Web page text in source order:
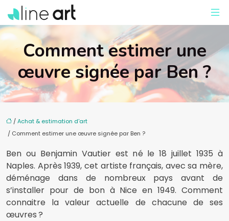
Comment estimer une
œuvre signée par Ben ?
/Achat & estimation d'art
/ Comment estimer une œuvre signée par Ben ?
Ben ou Benjamin Vautier est né le 18 juillet 1935 à
Naples. Après 1939, cet artiste français, avec sa mère,
déménage dans de nombreux pays avant de
s’installer pour de bon à Nice en 1949. Comment
connaitre la valeur actuelle de chacune de ses
œuvres ?